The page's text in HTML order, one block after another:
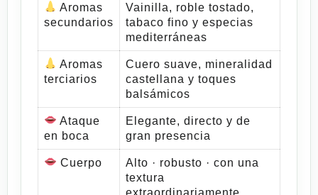
Aromas
secundarios
Vainilla, roble tostado,
tabaco fino y especias
mediterráneas
Aromas
terciarios
Cuero suave, mineralidad
castellana y toques
balsámicos
Ataque
en boca
Elegante, directo y de
gran presencia
Cuerpo
Alto · robusto · con una
textura
extraordinariamente